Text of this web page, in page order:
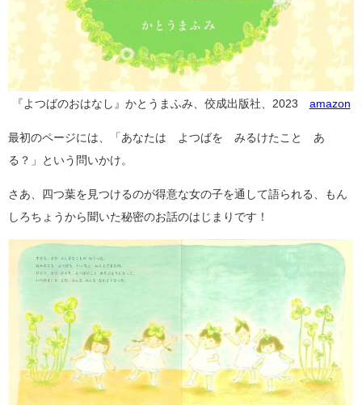
『よつばのおはなし』かとうまふみ、佼成出版社、2023 amazon
最初のページには、「あなたは よつばを みるけたこと あ
る？」という問いかけ。
さあ、四つ葉を見つけるのが得意な女の子を通して語られる、もん
しろちょうから聞いた秘密のお話のはじまりです！